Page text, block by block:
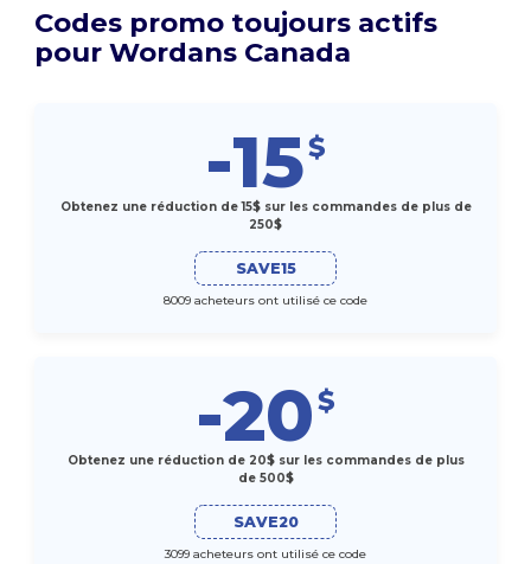
Codes promo toujours actifs
pour Wordans Canada
-15$
Obtenez une réduction de 15$ sur les commandes de plus de
250$
SAVE15
8009 acheteurs ont utilisé ce code
-20$
Obtenez une réduction de 20$ sur les commandes de plus
de 500$
SAVE20
3099 acheteurs ont utilisé ce code